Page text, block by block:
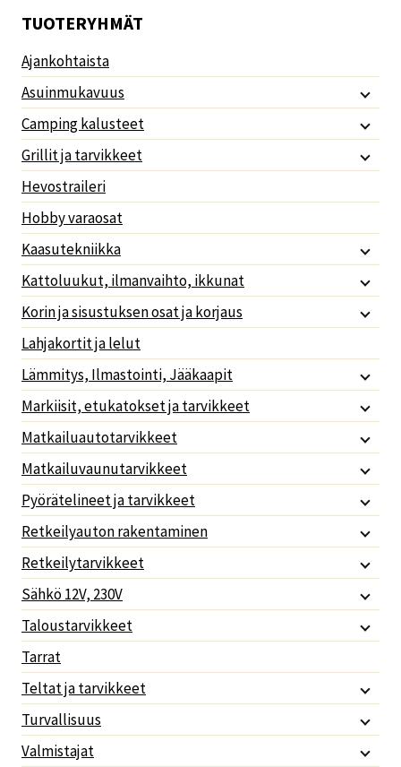
TUOTERYHMÄT
Ajankohtaista
Asuinmukavuus
Camping kalusteet
Grillit ja tarvikkeet
Hevostraileri
Hobby varaosat
Kaasutekniikka
Kattoluukut, ilmanvaihto, ikkunat
Korin ja sisustuksen osat ja korjaus
Lahjakortit ja lelut
Lämmitys, Ilmastointi, Jääkaapit
Markiisit, etukatokset ja tarvikkeet
Matkailuautotarvikkeet
Matkailuvaunutarvikkeet
Pyörätelineet ja tarvikkeet
Retkeilyauton rakentaminen
Retkeilytarvikkeet
Sähkö 12V, 230V
Taloustarvikkeet
Tarrat
Teltat ja tarvikkeet
Turvallisuus
Valmistajat